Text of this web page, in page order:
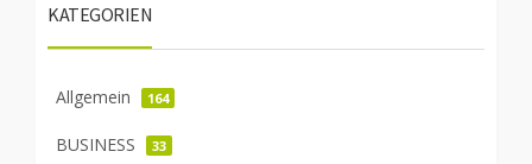
KATEGORIEN
Allgemein 164
BUSINESS 33